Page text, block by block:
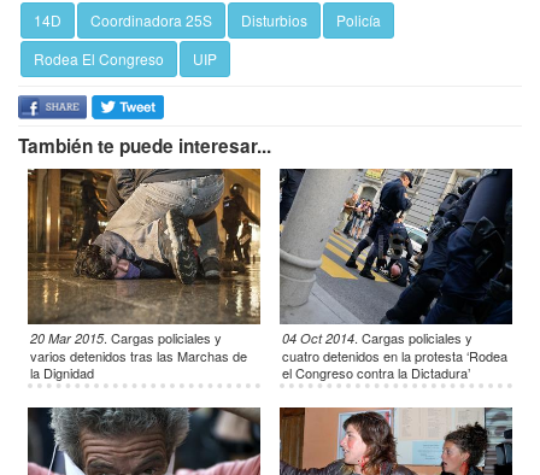
14D Coordinadora 25S Disturbios
Policía
Rodea El Congreso
UIP
También te puede interesar...
20 Mar 2015. Cargas policiales y
varios detenidos tras las Marchas de
la Dignidad
04 Oct 2014. Cargas policiales y
cuatro detenidos en la protesta ‘Rodea
el Congreso contra la Dictadura’